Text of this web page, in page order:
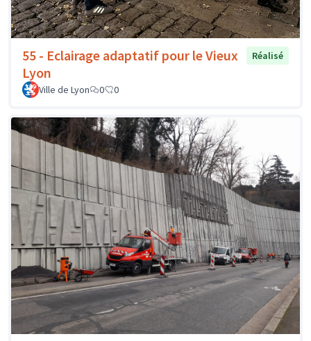
55 - Eclairage adaptatif pour le Vieux
Lyon
Réalisé
Ville de Lyon 0 0